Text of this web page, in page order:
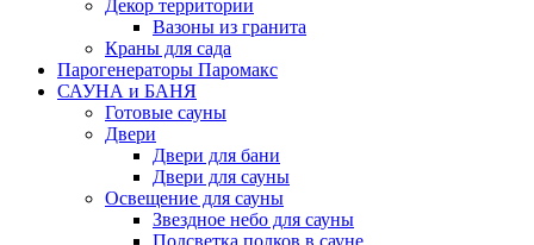
Декор территории
Вазоны из гранита
Краны для сада
Парогенераторы Паромакс
САУНА и БАНЯ
Готовые сауны
Двери
Двери для бани
Двери для сауны
Освещение для сауны
Звездное небо для сауны